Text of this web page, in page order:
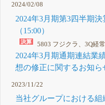
2024/02/08
2024年3月期第3四半期
（15:00）
5803 フジクラ、3Q経
2024年3月期通期連結業
想の修正に関するお知ら
2023/11/22
当社グループにおける